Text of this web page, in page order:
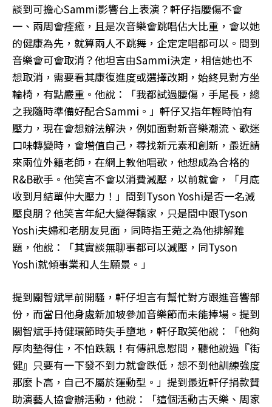
談到可擔心Sammi影響台上表演？軒仔指腰傷不會
一、兩周會痊癒，且是次音樂會跳唱佔大比重，會以她
的健康為先，就算兩人不跳舞，企定定唱都可以。問到
音樂會可會取消？他坦言由Sammi決定，相信她也不
想取消，需要看其康復進度或選擇改期，始終見對方坐
輪椅，有點嚴重。他說：「我都試過腰傷，手尾長，總
之我隨時準備好配合Sammi。」軒仔又指年輕時怕有
壓力，現在會想辦法解決，例如面對新音樂潮流、歌迷
口味轉變時，會增值自己，尋找新元素和創新，最近請
來兩位外籍老師，在網上教他唱歌，他想成為合格的
R&B歌手。他笑言不會以消費減壓，以前就會，「月底
收到月結單仲大壓力！」問到Tyson Yoshi是否一名減
壓良朋？他笑言年紀大變得黐家，只是間中跟Tyson
Yoshi夫婦和老朋友見面，同時指王菀之為他排解難
題，他說：「其實談無聊事都可以減壓，同Tyson
Yoshi就傾事業和人生願景。」
提到關智斌早前開騷，軒仔坦言有幫忙對方跟進音響部
份，而當日他身處新加坡參加音樂節而未能捧場。提到
關智斌手持健環節時失手墮地，軒仔取笑他說：「他夠
厚肉墊得住，不怕跌親！有傳訊息慰問，聽他說過『街
健』只要有一下發不到力就會跌低，想不到他訓練強度
那麼卜高，自己不屬於運動型。」提到最近軒仔捐款贊
助演藝人協會辦活動，他說：「這個活動古天樂、周家